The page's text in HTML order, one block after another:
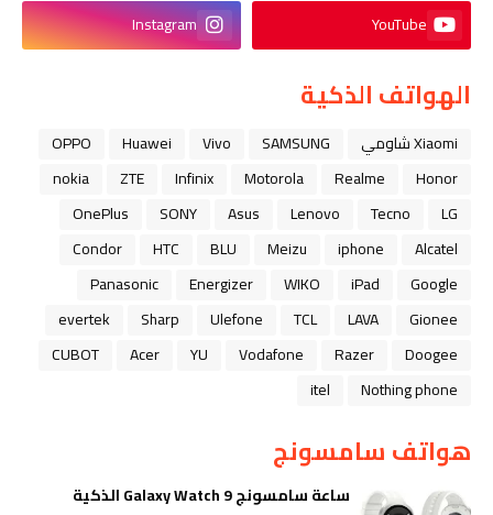
YouTube
Instagram
الهواتف الذكية
Xiaomi شاومي SAMSUNG
Vivo
Huawei
OPPO
Honor
Realme
Motorola
Infinix
ZTE
nokia
LG
Tecno
Lenovo
Asus
SONY
OnePlus
Alcatel
iphone
Meizu
BLU
HTC
Condor
Google
iPad
WIKO
Energizer
Panasonic
Gionee
LAVA
TCL
Ulefone
Sharp
evertek
Doogee
Razer
Vodafone
YU
Acer
CUBOT
Nothing phone
itel
هواتف سامسونج
ساعة سامسونج Galaxy Watch 9 الذكية